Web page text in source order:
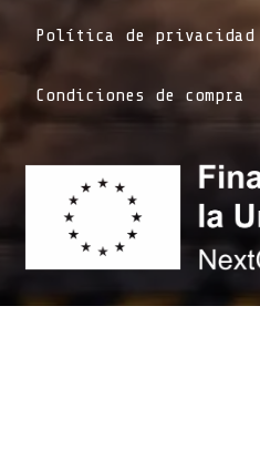
Política de privacidad
Condiciones de compra